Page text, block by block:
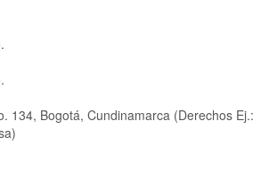
134, Bogotá, Cundinamarca (Derechos Ej.: